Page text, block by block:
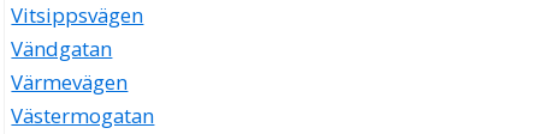
Vitsippsvägen
Vändgatan
Värmevägen
Västermogatan